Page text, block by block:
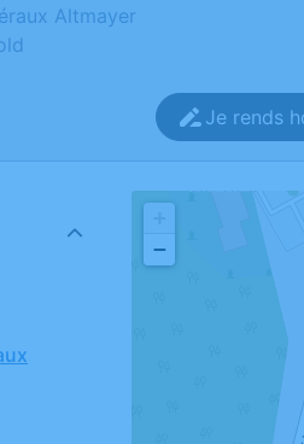
Altmayer
Je rends
−